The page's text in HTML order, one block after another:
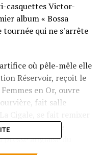
casquettes Victor-
album « Bossa
tournée qui ne s'arrête
où pêle-mêle elle
Réservoir, reçoit le
en Or, ouvre
fait salle
et DJ Kayalik de
anglaise du
duo avec Gari Greù la